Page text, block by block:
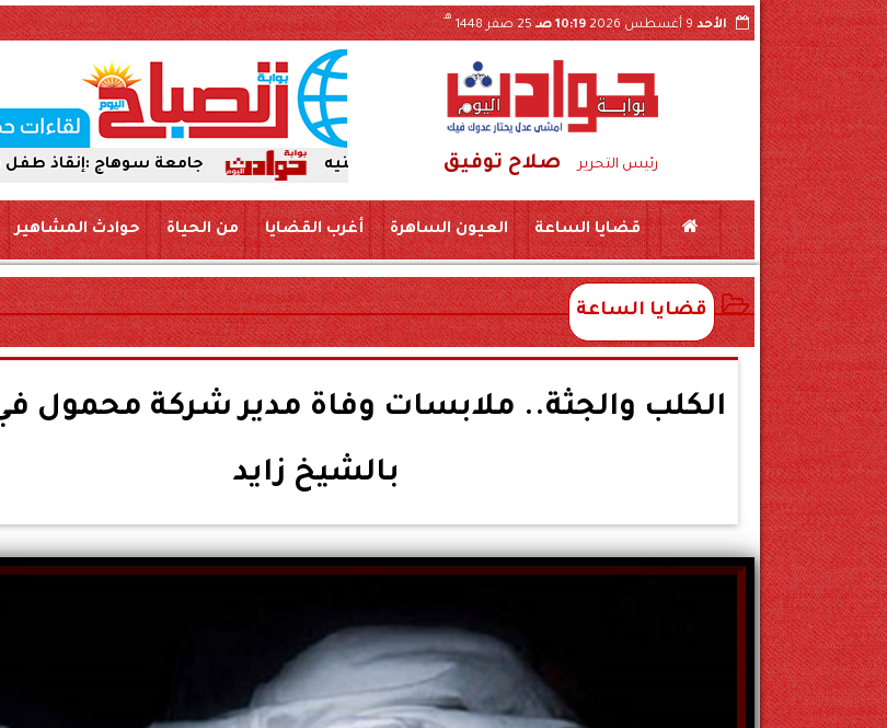
الأحد9 أغسطس 2026 10:19 صـ 25 صفر 1448
هـ
رئيس التحرير صلاح توفيق جامعة سوهاج :إنقاذ طفل في إصابة نادرة.
قضايا الساعة العيون الساهرة أغرب القضايا من الحياة حوادث المشاهير
قضايا الساعة
الكلب والجثة.. ملابسات وفاة مدير شركة محمول
بالشيخ زايد